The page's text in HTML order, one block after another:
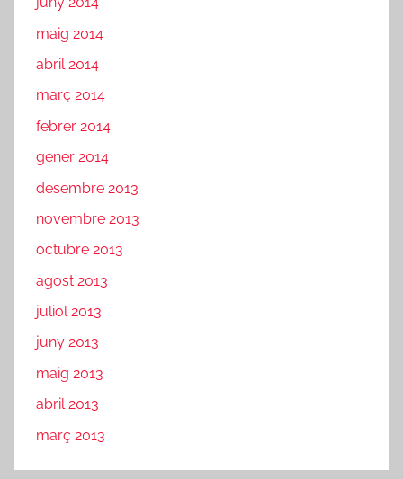
maig 2014
abril 2014
març 2014
febrer 2014
gener 2014
desembre 2013
novembre 2013
octubre 2013
agost 2013
juliol 2013
juny 2013
maig 2013
abril 2013
març 2013